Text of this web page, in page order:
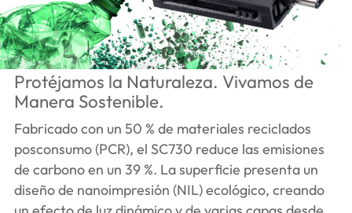
Protéjamos la Naturaleza. Vivamos de
Manera Sostenible.
Fabricado con un 50 % de materiales reciclados
posconsumo (PCR), el SC730 reduce las emisiones
de carbono en un 39 %. La superficie presenta un
diseño de nanoimpresión (NIL) ecológico, creando